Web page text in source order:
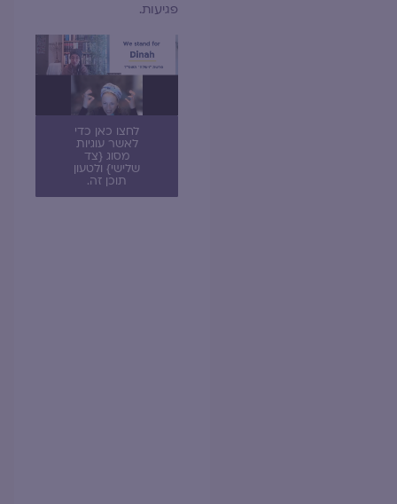
פגיעות.
לחצו כאן כדי
לאשר עוגיות
מסוג {צד
שלישי} ולטעון
תוכן זה.